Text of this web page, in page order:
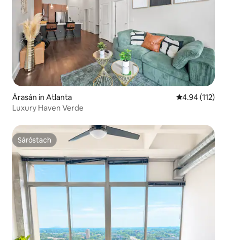
Árasán in Atlanta Meánrátáil
4.94 (112)
Luxury Haven Verde
Sáróstach
Sáróstach